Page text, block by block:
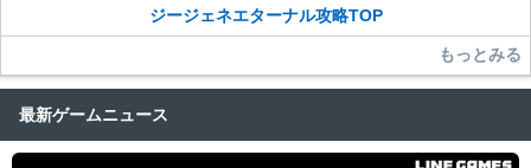
ジージェネエターナル攻略TOP
もっとみる
最新ゲームニュース